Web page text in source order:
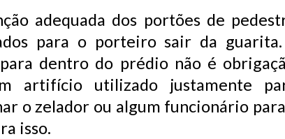
adequada dos portões de
para o porteiro sair da
dentro do prédio não é
artifício utilizado justamente
o zelador ou algum funcionário
isso.